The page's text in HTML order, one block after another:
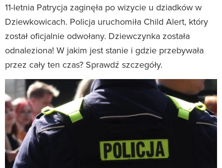
11-letnia Patrycja zaginęła po wizycie u dziadków w
Dziewkowicach. Policja uruchomiła Child Alert, który
został oficjalnie odwołany. Dziewczynka została
odnaleziona! W jakim jest stanie i gdzie przebywała
przez cały ten czas? Sprawdź szczegóły.